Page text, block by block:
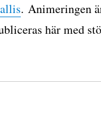
. Animeringen
här med